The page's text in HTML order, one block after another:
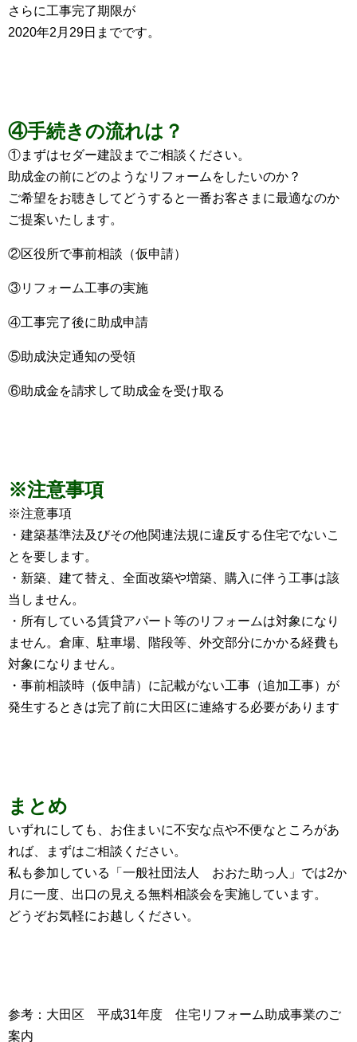
さらに工事完了期限が
2020年2月29日までです。
④手続きの流れは？
①まずはセダー建設までご相談ください。
助成金の前にどのようなリフォームをしたいのか？
ご希望をお聴きしてどうすると一番お客さまに最適なのか
ご提案いたします。
②区役所で事前相談（仮申請）
③リフォーム工事の実施
④工事完了後に助成申請
⑤助成決定通知の受領
⑥助成金を請求して助成金を受け取る
※注意事項
※注意事項
・建築基準法及びその他関連法規に違反する住宅でないこ
とを要します。
・新築、建て替え、全面改築や増築、購入に伴う工事は該
当しません。
・所有している賃貸アパート等のリフォームは対象になり
ません。倉庫、駐車場、階段等、外交部分にかかる経費も
対象になりません。
・事前相談時（仮申請）に記載がない工事（追加工事）が
発生するときは完了前に大田区に連絡する必要があります
まとめ
いずれにしても、お住まいに不安な点や不便なところがあ
れば、まずはご相談ください。
私も参加している「 一般社団法人 おおた助っ人 」では2か
月に一度、 出口の見える無料相談会を実施しています。
どうぞお気軽にお越しください。
参考： 大田区 平成31年度 住宅リフォーム助成事業のご
案内